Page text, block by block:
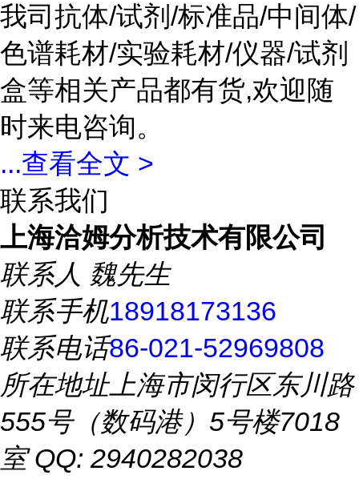
我司抗体/试剂/标准品/中间体/
色谱耗材/实验耗材/仪器/试剂
盒等相关产品都有货,欢迎随
时来电咨询。
...查看全文 >
联系我们
上海洽姆分析技术有限公司
联系人 魏先生
联系手机18918173136
联系电话86-021-52969808
所在地址上海市闵行区东川路
555号（数码港）5号楼7018
室 QQ: 2940282038